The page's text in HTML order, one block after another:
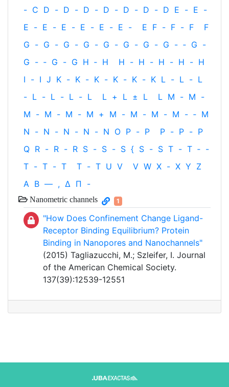
- C D - D - D - D - D - D - D E - E -
E - E - E - E - E - E - E F - F - F
F
G - G - G - G - G - G - G - G - ‐ G -
G - ‐ G - G H ‐ H H - H - H - H - H
I - I J K - K - K - K - K - K L - L - L
- L - L - L - L L + L ± L L M - M -
M - M - M - M + M - M - M - M - ‐ M
N - N - N - N - N O P - P P - P - P
Q R - R - R S - S - S { S - S T - T ‐ -
T - T - T T - T U V V W X - X Y Z
Α Β — , Δ Π -
Nanometric channels 1
"How Does Confinement Change Ligand-
Receptor Binding Equilibrium? Protein
Binding in Nanopores and Nanochannels"
(2015) Tagliazucchi, M.; Szleifer, I. Journal
of the American Chemical Society.
137(39):12539-12551